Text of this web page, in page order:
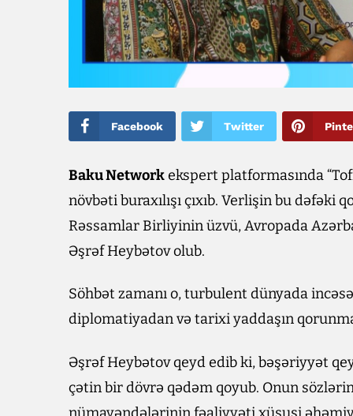
Facebook Twitter
Baku Networkekspert platformasında
növbəti buraxılışı çıxıb. Verlişin bu dəfəki
Rəssamlar Birliyinin üzvü, Avropada
Əşrəf Heybətov olub.
Söhbət zamanı o, turbulent dünyada
diplomatiyadan və tarixi yaddaşın
Əşrəf Heybətov qeyd edib ki, bəşəriyyət
çətin bir dövrə qədəm qoyub. Onun